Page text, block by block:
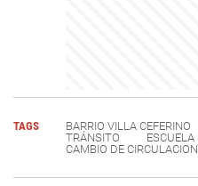
TAGS BARRIO VILLA CEFERINO
TRÁNSITO
ESCUELA
CAMBIO DE CIRCULACION